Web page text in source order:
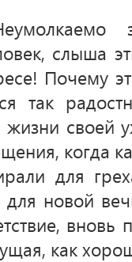
слыша
Почему
так
своей
когда
для
для новой
вновь
как